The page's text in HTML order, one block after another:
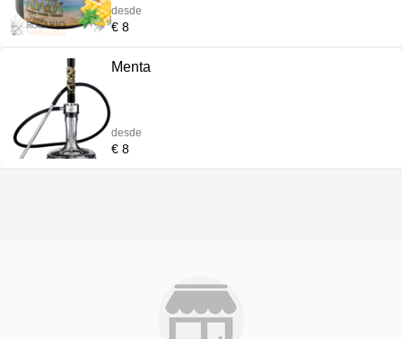
desde
€ 8
Menta
desde
€ 8